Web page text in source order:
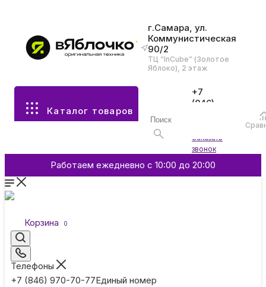
г.Самара, ул.
Коммунистическая
90/2
ТЦ “InCube” (Золотое
Яблоко), 2 этаж
Каталог товаров
+7
(846)
Заказать
звонок
Работаем ежедневно с 10:00 до 20:00
Корзина 0
Телефоны
+7 (846) 970-70-77Единый номер
Все разделы каталога
Аксессуары
Смартфоны и гаджеты